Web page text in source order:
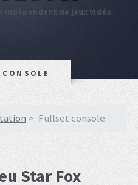
de jeux vidéo
Fullset console
Star Fox